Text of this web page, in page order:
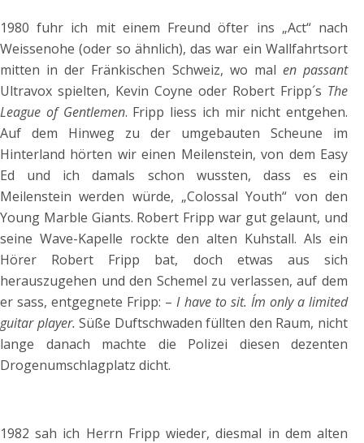
1980 fuhr ich mit einem Freund öfter ins „Act“ nach
Weissenohe (oder so ähnlich), das war ein Wallfahrtsort
mitten in der Fränkischen Schweiz, wo mal en passant
Ultravox spielten, Kevin Coyne oder Robert Fripp´s The
League of Gentlemen. Fripp liess ich mir nicht entgehen.
Auf dem Hinweg zu der umgebauten Scheune im
Hinterland hörten wir einen Meilenstein, von dem Easy
Ed und ich damals schon wussten, dass es ein
Meilenstein werden würde, „Colossal Youth“ von den
Young Marble Giants. Robert Fripp war gut gelaunt, und
seine Wave-Kapelle rockte den alten Kuhstall. Als ein
Hörer Robert Fripp bat, doch etwas aus sich
herauszugehen und den Schemel zu verlassen, auf dem
er sass, entgegnete Fripp: –I have to sit. I´m only a limited
guitar player. Süße Duftschwaden füllten den Raum, nicht
lange danach machte die Polizei diesen dezenten
Drogenumschlagplatz dicht.
1982 sah ich Herrn Fripp wieder, diesmal in dem alten